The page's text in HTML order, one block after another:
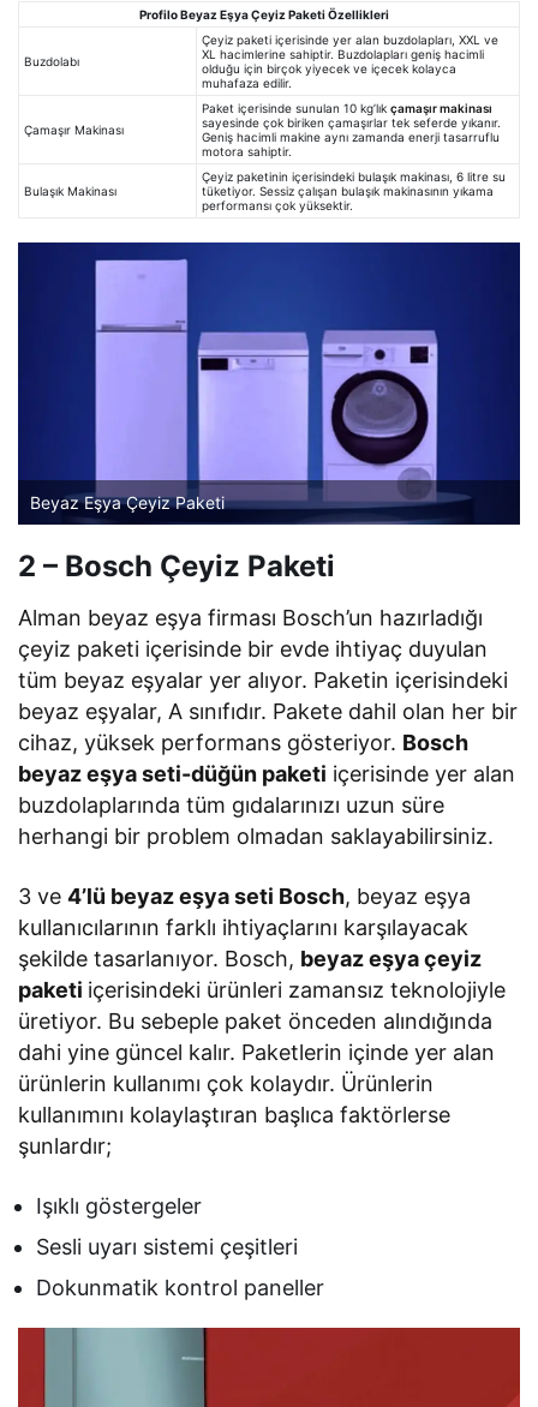
Profilo Beyaz Eşya Çeyiz Paketi Özellikleri
Buzdolabı
Çeyiz paketi içerisinde yer alan buzdolapları, XXL ve
XL hacimlerine sahiptir. Buzdolapları geniş hacimli
olduğu için birçok yiyecek ve içecek kolayca
muhafaza edilir.
Çamaşır Makinası
Paket içerisinde sunulan 10 kg’lık çamaşır makinası
sayesinde çok biriken çamaşırlar tek seferde yıkanır.
Geniş hacimli makine aynı zamanda enerji tasarruflu
motora sahiptir.
Bulaşık Makinası
Çeyiz paketinin içerisindeki bulaşık makinası, 6 litre su
tüketiyor. Sessiz çalışan bulaşık makinasının yıkama
performansı çok yüksektir.
Beyaz Eşya Çeyiz Paketi
2 – Bosch Çeyiz Paketi
Alman beyaz eşya firması Bosch’un hazırladığı
çeyiz paketi içerisinde bir evde ihtiyaç duyulan
tüm beyaz eşyalar yer alıyor. Paketin içerisindeki
beyaz eşyalar, A sınıfıdır. Pakete dahil olan her bir
cihaz, yüksek performans gösteriyor. Bosch
beyaz eşya seti-düğün paketi içerisinde yer alan
buzdolaplarında tüm gıdalarınızı uzun süre
herhangi bir problem olmadan saklayabilirsiniz.
3 ve4’lü beyaz eşya seti Bosch, beyaz eşya
kullanıcılarının farklı ihtiyaçlarını karşılayacak
şekilde tasarlanıyor. Bosch, beyaz eşya çeyiz
paketi içerisindeki ürünleri zamansız teknolojiyle
üretiyor. Bu sebeple paket önceden alındığında
dahi yine güncel kalır. Paketlerin içinde yer alan
ürünlerin kullanımı çok kolaydır. Ürünlerin
kullanımını kolaylaştıran başlıca faktörlerse
şunlardır;
Işıklı göstergeler
Sesli uyarı sistemi çeşitleri
Dokunmatik kontrol paneller